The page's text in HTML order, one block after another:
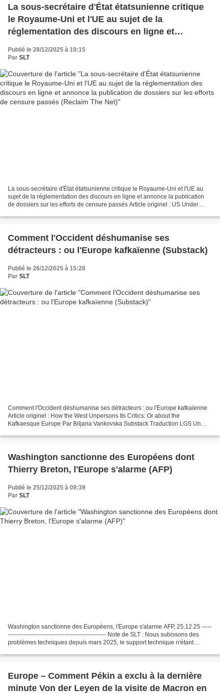
La sous-secrétaire d'État étatsunienne critique
le Royaume-Uni et l'UE au sujet de la
réglementation des discours en ligne et
efforts de censure passés (Reclaim The Net)
Publié le 28/12/2025 à 10:15
Par SLT
La sous-secrétaire d'État étatsunienne critique le Royaume-Uni et l'UE au
sujet de la réglementation des discours en ligne et annonce la publication
de dossiers sur les efforts de censure passés Article originel : US Under
Comment l'Occident déshumanise ses
détracteurs : ou l'Europe kafkaïenne (Substack)
Publié le 26/12/2025 à 15:28
Par SLT
Comment l'Occident déshumanise ses détracteurs : ou l'Europe kafkaïenne
Article originel : How the West Unpersons Its Critics: Or about the
Kafkaesque Europe Par Biljana Vankovska Substack Traduction LGS Un
Washington sanctionne des Européens dont
Thierry Breton, l'Europe s'alarme (AFP)
Publié le 25/12/2025 à 09:39
Par SLT
Washington sanctionne des Européens, l'Europe s'alarme AFP, 25.12.25 -----
-------------------------------------------------- Note de SLT : Nous subissons des
problèmes techniques depuis mars 2025, le support technique n'étant
Europe – Comment Pékin a exclu à la dernière
minute Von der Leyen de la visite de Macron en